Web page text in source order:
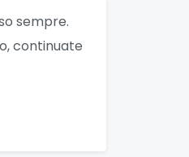
sempre.
continuate